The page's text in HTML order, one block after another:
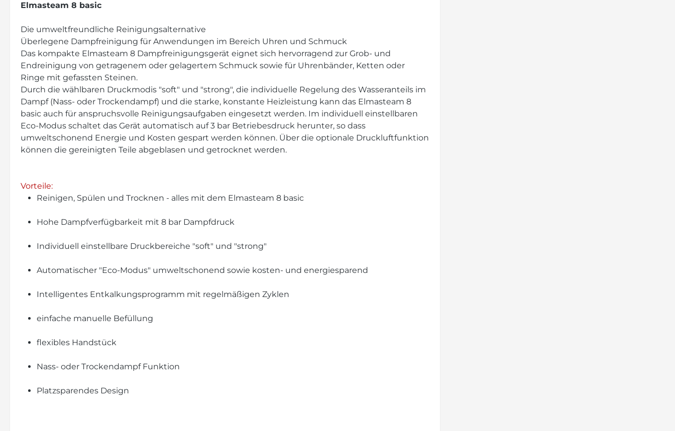
Elmasteam 8 basic
Die umweltfreundliche Reinigungsalternative
Überlegene Dampfreinigung für Anwendungen im Bereich Uhren und Schmuck
Das kompakte Elmasteam 8 Dampfreinigungsgerät eignet sich hervorragend zur Grob- und
Endreinigung von getragenem oder gelagertem Schmuck sowie für Uhrenbänder, Ketten oder
Ringe mit gefassten Steinen.
Durch die wählbaren Druckmodis "soft" und "strong", die individuelle Regelung des Wasseranteils im
Dampf (Nass- oder Trockendampf) und die starke, konstante Heizleistung kann das Elmasteam 8
basic auch für anspruchsvolle Reinigungsaufgaben eingesetzt werden. Im individuell einstellbaren
Eco-Modus schaltet das Gerät automatisch auf 3 bar Betriebesdruck herunter, so dass
umweltschonend Energie und Kosten gespart werden können. Über die optionale Druckluftfunktion
können die gereinigten Teile abgeblasen und getrocknet werden.
Vorteile:
Reinigen, Spülen und Trocknen - alles mit dem Elmasteam 8 basic
Hohe Dampfverfügbarkeit mit 8 bar Dampfdruck
Individuell einstellbare Druckbereiche "soft" und "strong"
Automatischer "Eco-Modus" umweltschonend sowie kosten- und energiesparend
Intelligentes Entkalkungsprogramm mit regelmäßigen Zyklen
einfache manuelle Befüllung
flexibles Handstück
Nass- oder Trockendampf Funktion
Platzsparendes Design